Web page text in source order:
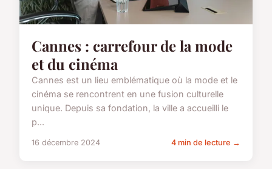
Cannes : carrefour de la mode
et du cinéma
Cannes est un lieu emblématique où la mode et le
cinéma se rencontrent en une fusion culturelle
unique. Depuis sa fondation, la ville a accueilli le
p...
16 décembre 2024 4 min de lecture →